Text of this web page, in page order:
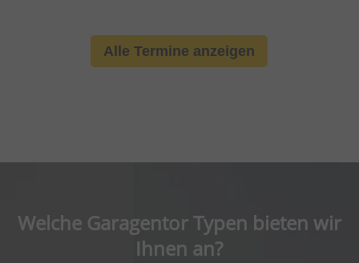
Alle Termine anzeigen
Welche Garagentor Typen bieten wir
Ihnen an?